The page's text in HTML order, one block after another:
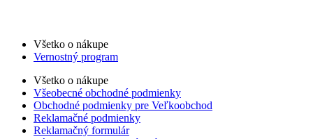
Všetko o nákupe
Vernostný program
Všetko o nákupe
Všeobecné obchodné podmienky
Obchodné podmienky pre Veľkoobchod
Reklamačné podmienky
Reklamačný formulár